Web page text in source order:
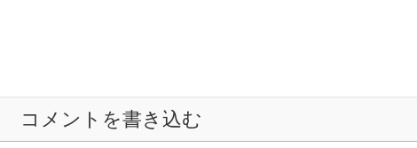
コメントを書き込む